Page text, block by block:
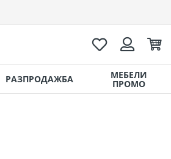
Любими
РАЗПРОДАЖБА МЕБЕЛИ
ПРОМО